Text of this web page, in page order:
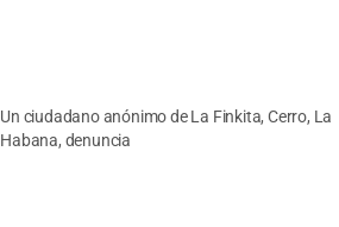
Un ciudadano anónimo de La Finkita, Cerro, La
Habana, denuncia